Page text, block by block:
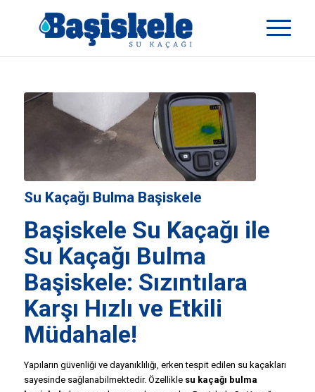
Su Kaçağı Bulma Başiskele
Başiskele Su Kaçağı ile
Su Kaçağı Bulma
Başiskele: Sızıntılara
Karşı Hızlı ve Etkili
Müdahale!
Yapıların güvenliği ve dayanıklılığı, erken tespit edilen su kaçakları
sayesinde sağlanabilmektedir. Özellikle su kaçağı bulma